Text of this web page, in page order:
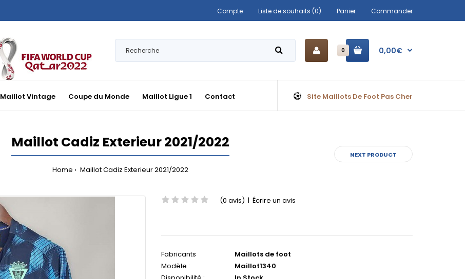
Compte Liste de souhaits (0) Panier Commander
0 0,00€
Maillot Vintage Coupe du Monde Maillot Ligue 1 Contact Site Maillots De Foot Pas Cher
Maillot Cadiz Exterieur 2021/2022
Home Maillot Cadiz Exterieur 2021/2022
NEXT PRODUCT
(0 avis) | Écrire un avis
Fabricants
Maillots de foot
Modèle :
Maillot1340